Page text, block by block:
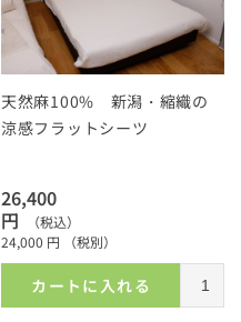
天然麻100% 新潟・縮織の
涼感フラットシーツ
26,400
円
（税込）
24,000 円 （税別）
カートに入れる